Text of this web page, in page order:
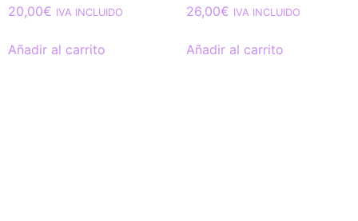
20,00€ IVA INCLUIDO
Añadir al carrito
26,00€ IVA INCLUIDO
Añadir al carrito